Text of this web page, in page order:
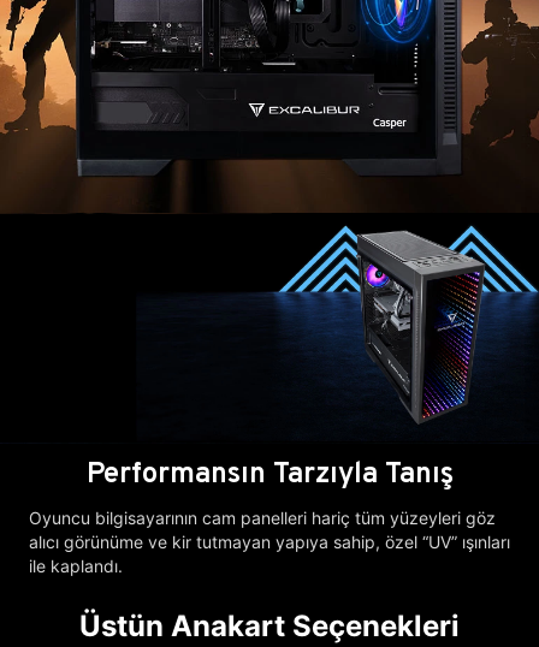
Performansın Tarzıyla Tanış
Oyuncu bilgisayarının cam panelleri hariç tüm yüzeyleri göz
alıcı görünüme ve kir tutmayan yapıya sahip, özel “UV” ışınları
ile kaplandı.
Üstün Anakart Seçenekleri